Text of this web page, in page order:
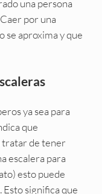
una persona
por una
se aproxima y que
ya sea para
que
tratar de tener
escalera para
esto puede
Esto significa que